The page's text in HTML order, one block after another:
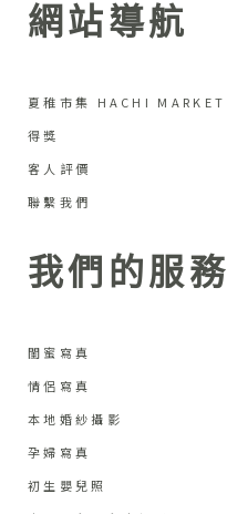
網站導航
夏稚市集 HACHI MARKET
得獎
客人評價
聯繫我們
我們的服務
閨蜜寫真
情侶寫真
本地婚紗攝影
孕婦寫真
初生嬰兒照